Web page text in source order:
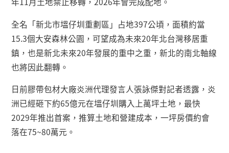
全名「新北市塭仔圳重劃區」占地397公頃，面積約當
15.3個大安森林公園，可望成為未來20年北台灣移居重
鎮，也是新北未來20年發展的重中之重，新北的南北軸線
也將因此翻轉。
日前膠帶包材大廠炎洲代理發言人張詠傑對記者透露，炎
洲已經砸下約65億元在塭仔圳購入上萬坪土地，最快
2029年推出首案，推算土地和營建成本，一坪房價約會
落在75~80萬元。